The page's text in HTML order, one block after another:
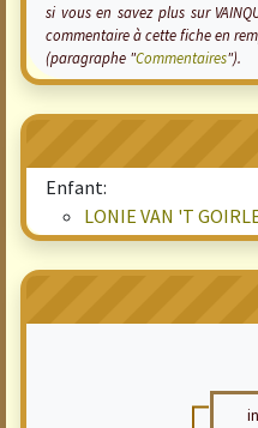
si vous en savez plus sur
commentaire à cette fiche en
(paragraphe "Commentaires").
Enfant:
LONIE VAN 'T